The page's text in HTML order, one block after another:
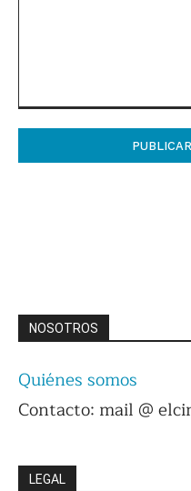
Comentario:
NOSOTROS
Quiénes somos
Contacto: mail @
LEGAL